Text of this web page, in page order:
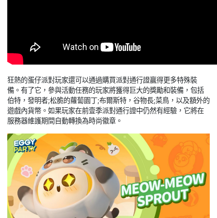
狂熱的蛋仔派對玩家還可以通過購買派對通行證贏得更多特殊裝
備。有了它，參與活動任務的玩家將獲得巨大的獎勵和裝備，包括
伯特，發明者;松脆的蘿蔔園丁;布爾斯特，谷物長;菜鳥，以及額外的
遊戲內貨幣。如果玩家在前壹季派對通行證中仍然有經驗，它將在
服務器維護期間自動轉換為時尚徽章。